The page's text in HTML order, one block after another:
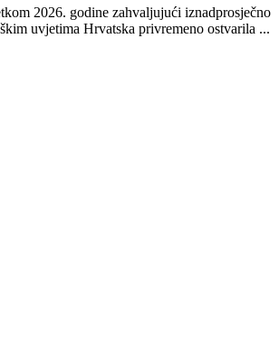
2026. godine zahvaljujući iznadprosječno
uvjetima Hrvatska privremeno ostvarila ...